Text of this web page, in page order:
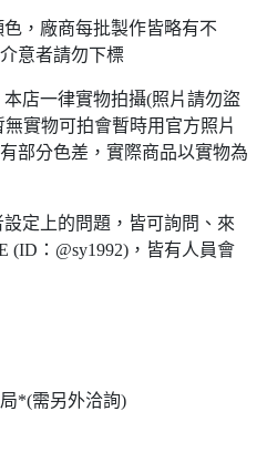
，廠商每批製作皆略有不
意者請勿下標
店一律實物拍攝(照片請勿盜
實物可拍會暫時用官方照片
部分色差，實際商品以實物為
定上的問題，皆可詢問、來
(ID：@sy1992)，皆有人員會
*(需另外洽詢)